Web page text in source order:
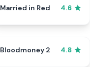
Married in Red 4.6
Bloodmoney 2 4.8